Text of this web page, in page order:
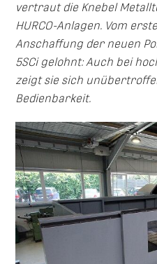
vertraut die Knebel
HURCO-Anlagen. Vom
Anschaffung der neuen
5SCi gelohnt: Auch bei
zeigt sie sich
Bedienbarkeit.